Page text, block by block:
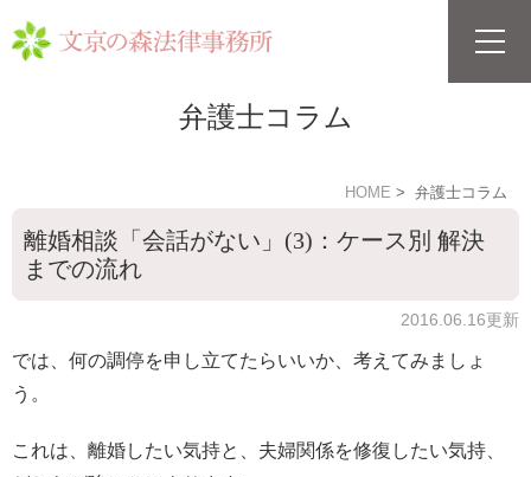
弁護士コラム
HOME 弁護士コラム
離婚相談「会話がない」(3)：ケース別 解決
までの流れ
2016.06.16更新
では、何の調停を申し立てたらいいか、考えてみましょ
う。
これは、離婚したい気持と、夫婦関係を修復したい気持、